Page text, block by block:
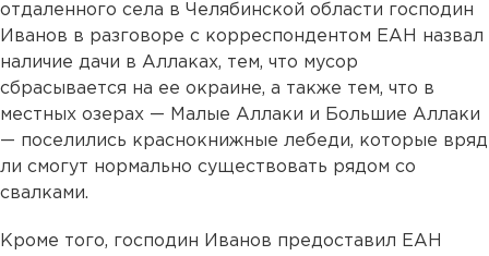
отдаленного села в Челябинской области господин
Иванов в разговоре с корреспондентом ЕАН назвал
наличие дачи в Аллаках, тем, что мусор
сбрасывается на ее окраине, а также тем, что в
местных озерах — Малые Аллаки и Большие Аллаки
— поселились краснокнижные лебеди, которые вряд
ли смогут нормально существовать рядом со
свалками.
Кроме того, господин Иванов предоставил ЕАН